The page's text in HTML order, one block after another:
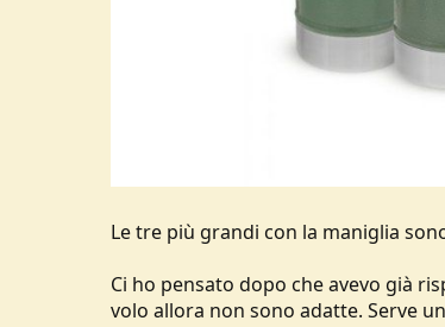
Le tre più grandi con la maniglia
Ci ho pensato dopo che avevo già
volo allora non sono adatte. Serve